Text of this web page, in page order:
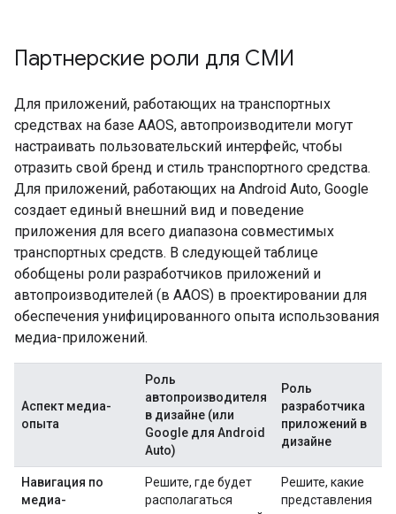
Партнерские роли для СМИ
Для приложений, работающих на транспортных
средствах на базе AAOS, автопроизводители могут
настраивать пользовательский интерфейс, чтобы
отразить свой бренд и стиль транспортного средства.
Для приложений, работающих на Android Auto, Google
создает единый внешний вид и поведение
приложения для всего диапазона совместимых
транспортных средств. В следующей таблице
обобщены роли разработчиков приложений и
автопроизводителей (в AAOS) в проектировании для
обеспечения унифицированного опыта использования
медиа-приложений.
Аспект медиа-
опыта
Роль
автопроизводителя
в дизайне (или
Google для Android
Auto)
Роль
разработчика
приложений в
дизайне
Навигация по
медиа-
Решите, где будет
располагаться
Решите, какие
представления